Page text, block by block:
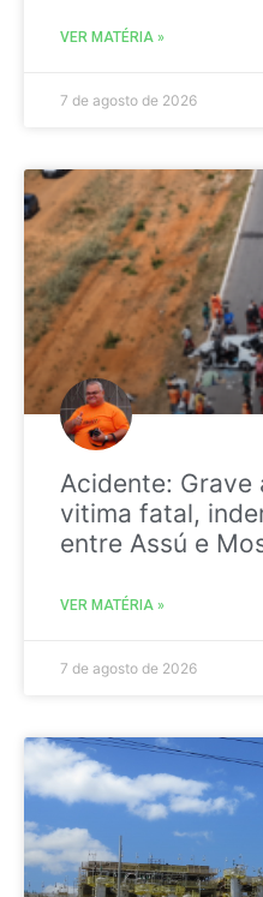
VER MATÉRIA »
7 de agosto de 2026
Acidente: Grave
vitima fatal,
entre Assú e
VER MATÉRIA »
7 de agosto de 2026